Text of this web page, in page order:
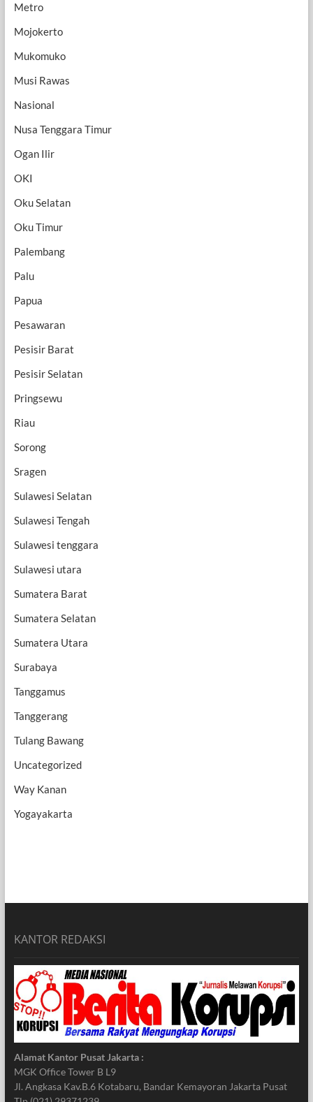
Metro
Mojokerto
Mukomuko
Musi Rawas
Nasional
Nusa Tenggara Timur
Ogan Ilir
OKI
Oku Selatan
Oku Timur
Palembang
Palu
Papua
Pesawaran
Pesisir Barat
Pesisir Selatan
Pringsewu
Riau
Sorong
Sragen
Sulawesi Selatan
Sulawesi Tengah
Sulawesi tenggara
Sulawesi utara
Sumatera Barat
Sumatera Selatan
Sumatera Utara
Surabaya
Tanggamus
Tanggerang
Tulang Bawang
Uncategorized
Way Kanan
Yogayakarta
KANTOR REDAKSI
Alamat Kantor Pusat Jakarta :
MGK Office Tower B L9
Jl. Angkasa Kav.B.6 Kotabaru, Bandar Kemayoran Jakarta Pusat